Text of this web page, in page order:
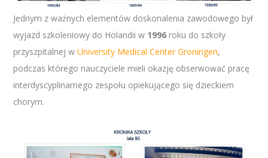
Jednym z ważnych elementów doskonalenia zawodowego był
wyjazd szkoleniowy do Holandii w 1996 roku do szkoły
przyszpitalnej wUniversity Medical Center Groningen,
podczas którego nauczyciele mieli okazję obserwować pracę
interdyscyplinarnego zespołu opiekującego się dzieckiem
chorym.